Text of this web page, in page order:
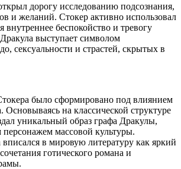
дорогу исследованию подсознания,
и желаний. Стокер активно использовал
внутреннее беспокойство и тревогу
выступает символом
сексуальности и страстей, скрытых в
было сформировано под влиянием
Основываясь на классической структуре
уникальный образ графа Дракулы,
массовой культуры.
вписался в мировую литературу как яркий
готического романа и